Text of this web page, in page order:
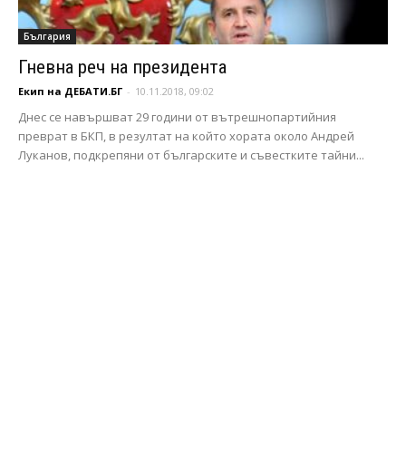
България
Гневна реч на президента
Екип на ДЕБАТИ.БГ - 10.11.2018, 09:02
Днес се навършват 29 години от вътрешнопартийния
преврат в БКП, в резултат на който хората около Андрей
Луканов, подкрепяни от българските и съвестките тайни...